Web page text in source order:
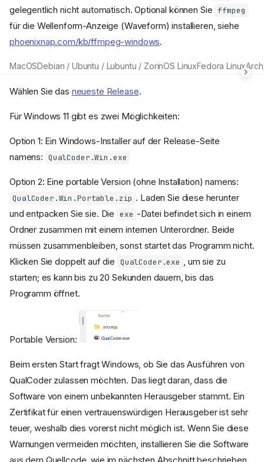
gelegentlich nicht automatisch. Optional können Sie ffmpeg
für die Wellenform-Anzeige (Waveform) installieren, siehe
phoenixnap.com/kb/ffmpeg-windows.
MacOSDebian / Ubuntu / Lubuntu / ZorinOS LinuxFedora Linux
Wählen Sie das neueste Release.
Für Windows 11 gibt es zwei Möglichkeiten:
Option 1: Ein Windows-Installer auf der Release-Seite
namens: QualCoder.Win.exe
Option 2: Eine portable Version (ohne Installation) namens:
QualCoder.Win.Portable.zip . Laden Sie diese herunter
und entpacken Sie sie. Die exe -Datei befindet sich in einem
Ordner zusammen mit einem internen Unterordner. Beide
müssen zusammenbleiben, sonst startet das Programm nicht.
Klicken Sie doppelt auf die QualCoder.exe , um sie zu
starten; es kann bis zu 20 Sekunden dauern, bis das
Programm öffnet.
Portable Version:
Beim ersten Start fragt Windows, ob Sie das Ausführen von
QualCoder zulassen möchten. Das liegt daran, dass die
Software von einem unbekannten Herausgeber stammt. Ein
Zertifikat für einen vertrauenswürdigen Herausgeber ist sehr
teuer, weshalb dies vorerst nicht möglich ist. Wenn Sie diese
Warnungen vermeiden möchten, installieren Sie die Software
aus dem Quellcode, wie im nächsten Abschnitt beschrieben.